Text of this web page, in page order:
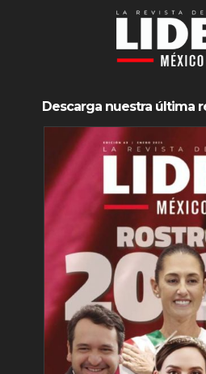
Descarga nuestra última